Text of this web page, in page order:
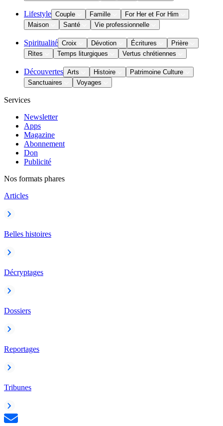
Lifestyle Couple Famille
For Her et For Him
Maison
Santé Vie professionnelle
Spiritualité Croix Dévotion Écritures
Prière
Rites
Temps liturgiques Vertus chrétiennes
Découvertes Arts Histoire
Patrimoine Culture
Sanctuaires
Voyages
Services
Newsletter
Apps
Magazine
Abonnement
Don
Publicité
Nos formats phares
Articles
Belles histoires
Décryptages
Dossiers
Reportages
Tribunes